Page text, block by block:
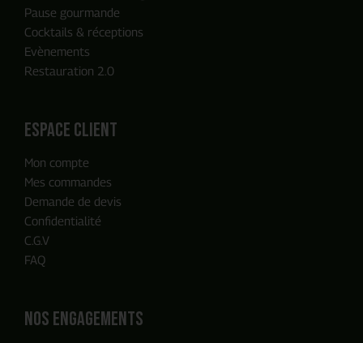
Notre équipe reviendra vers vous
en moins de 24h, c'est promis
Pause gourmande
Cocktails & réceptions
Evènements
Restauration 2.0
espace client
Mon compte
Mes commandes
Demande de devis
Confidentialité
C.G.V
FAQ
Nos engagements